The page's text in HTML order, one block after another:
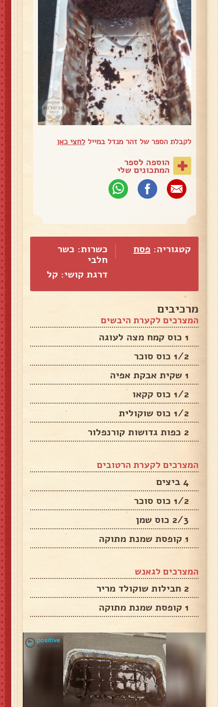
לקבלת הספר של זהר מנדל במייללחצי כאן
הוספה לספר
המתכונים שלי
קטגוריה: פסח
כשרות: כשר
חלבי
דרגת קושי: קל
מרכיבים
המצרכים לקערת היבשים
1 כוס קמח מצה לעוגה
1/2 כוס סוכר
1 שקית אבקת אפיה
1/2 כוס קקאו
1/2 כוס שוקולית
2 כפות גדושות קורנפלור
המצרכים לקערת הרטובים
4 ביצים
1/2 כוס סוכר
2/3 כוס שמן
1 קופסת שמנת מתוקה
המצרכים לגאנש
2 חבילות שוקולד מריר
1 קופסת שמנת מתוקה